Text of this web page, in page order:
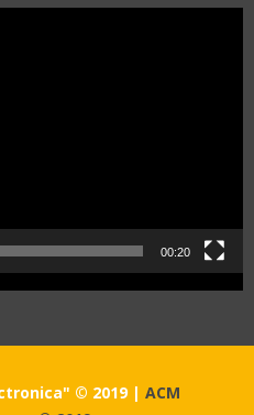
00:20
© 2019| АСМ